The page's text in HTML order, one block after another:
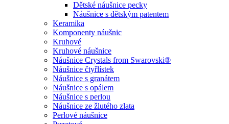
Dětské náušnice pecky
Náušnice s dětským patentem
Keramika
Komponenty náušnic
Kruhové
Kruhové náušnice
Náušnice Crystals from Swarovski®
Náušnice čtyřlístek
Náušnice s granátem
Náušnice s opálem
Náušnice s perlou
Náušnice ze žlutého zlata
Perlové náušnice